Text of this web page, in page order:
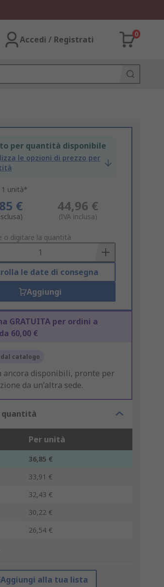
Accedi / Registrati
0
per quantità disponibile
le opzioni di prezzo per
1 unità*
€ 44,96 €
(IVA inclusa)
o digitare la quantità
le date di consegna
Aggiungi
GRATUITA per ordini a
60,00 €
catalogo
ancora disponibili, pronte per
da un'altra sede.
quantità
Per unità
36,85 €
33,91 €
32,43 €
30,22 €
26,54 €
Aggiungi alla tua lista